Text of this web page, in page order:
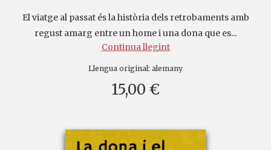
El viatge al passat és la història dels retrobaments amb
regust amarg entre un home i una dona que es...
Continua llegint
Llengua original: alemany
15,00 €